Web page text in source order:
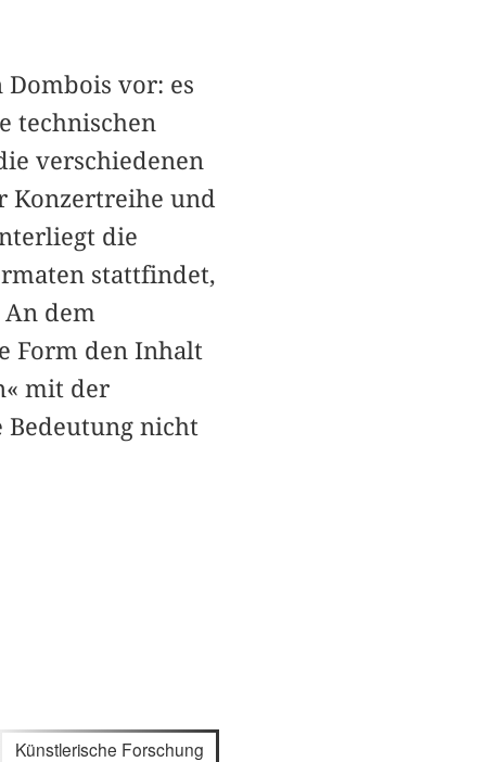
vor: es
technischen
verschiedenen
Konzertreihe und
die
stattfindet,
dem
Form den Inhalt
mit der
Bedeutung nicht
Künstlerische Forschung